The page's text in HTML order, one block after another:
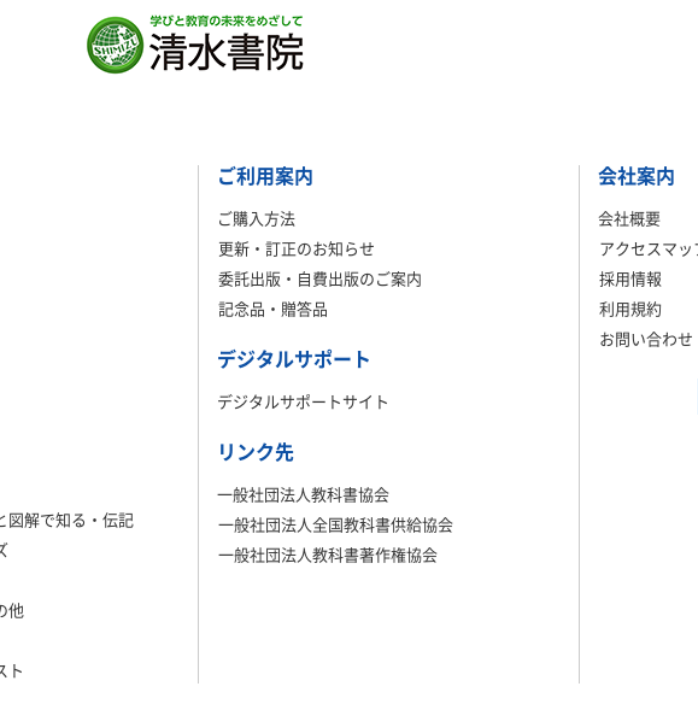
図解で知る・伝記
他
ト
ご利用案内
ご購入方法
更新・訂正のお知らせ
委託出版・自費出版のご案内
記念品・贈答品
デジタルサポート
デジタルサポートサイト
リンク先
一般社団法人教科書協会
一般社団法人全国教科書供給協会
一般社団法人教科書著作権協会
会社案内
会社概要
アクセスマッ
採用情報
利用規約
お問い合わせ